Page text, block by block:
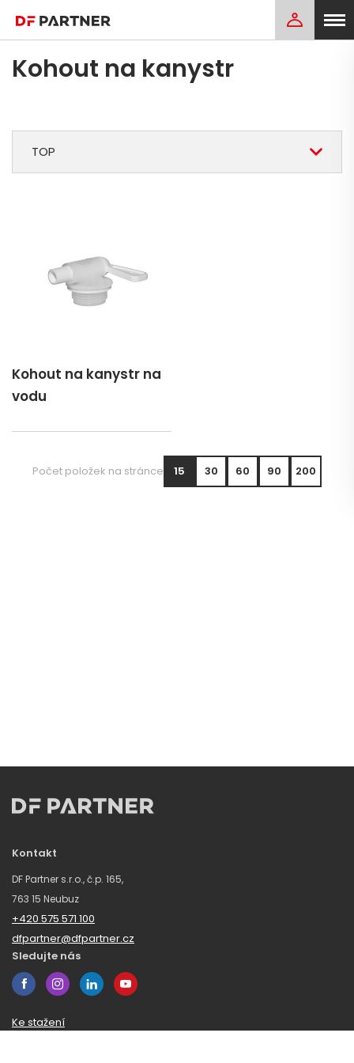
Kohout na kanystr
TOP
Kohout na kanystr na
vodu
Počet položek na stránce 15 30 60 90 200
Kontakt
DF Partner s.r.o., č.p. 165,
763 15 Neubuz
+420 575 571 100
dfpartner@dfpartner.cz
Sledujte nás
Ke stažení